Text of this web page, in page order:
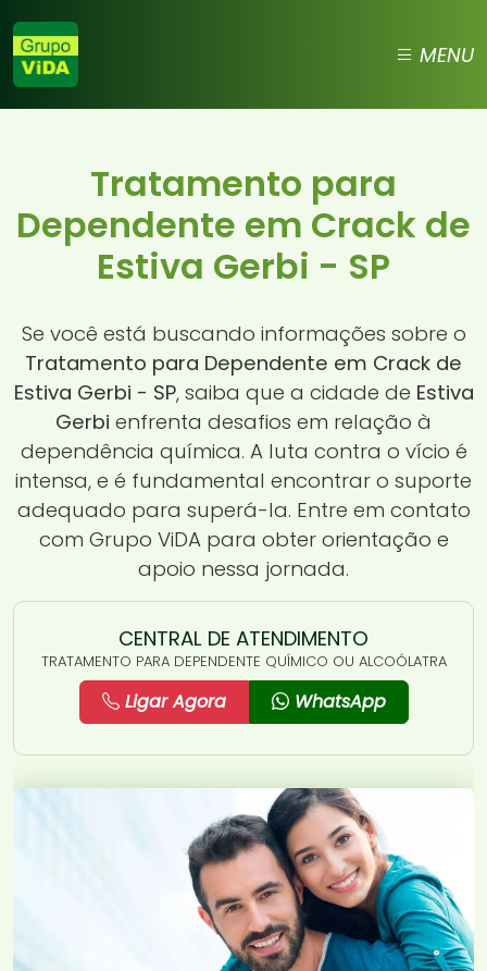
MENU
Tratamento para
Dependente em Crack de
Estiva Gerbi - SP
Se você está buscando informações sobre o
Tratamento para Dependente em Crack de
Estiva Gerbi - SP, saiba que a cidade de Estiva
Gerbi enfrenta desafios em relação à
dependência química. A luta contra o vício é
intensa, e é fundamental encontrar o suporte
adequado para superá-la. Entre em contato
com Grupo ViDA para obter orientação e
apoio nessa jornada.
CENTRAL DE ATENDIMENTO
TRATAMENTO PARA DEPENDENTE QUÍMICO OU ALCOÓLATRA
Ligar Agora WhatsApp